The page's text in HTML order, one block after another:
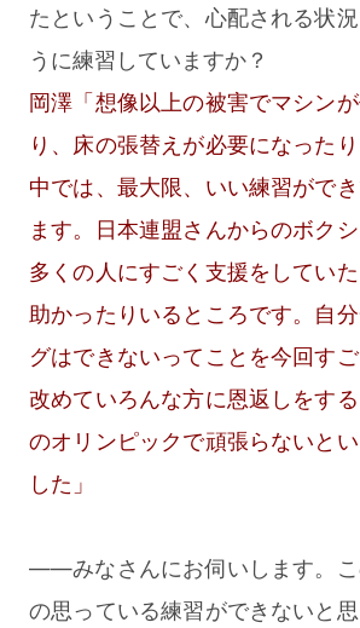
たということで、心配される状
うに練習していますか？
岡澤「想像以上の被害でマシン
り、床の張替えが必要になった
中では、最大限、いい練習がで
ます。日本連盟さんからのボクシ
多くの人にすごく支援をしてい
助かったりいるところです。自
グはできないってことを今回すご
改めていろんな方に恩返しをす
のオリンピックで頑張らないと
した」
――みなさんにお伺いします。こ
の思っている練習ができないと